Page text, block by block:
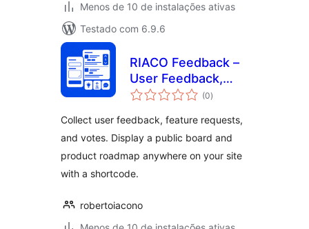
Menos de 10 de instalações ativas
Testado com 6.9.6
RIACO Feedback –
User Feedback,
Feature Requests &
(0total
de
)
Collect user feedback, feature requests,
and votes. Display a public board and
product roadmap anywhere on your site
with a shortcode.
robertoiacono